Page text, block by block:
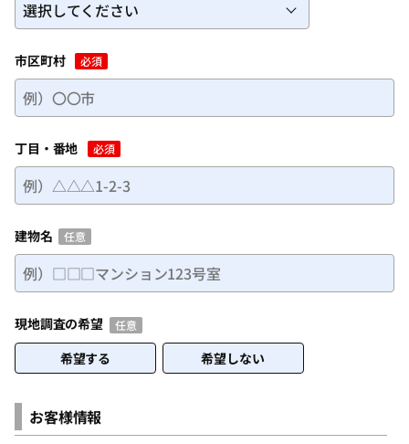
市区町村 必須
丁目・番地 必須
建物名 任意
現地調査の希望 任意
希望する 希望しない
お客様情報